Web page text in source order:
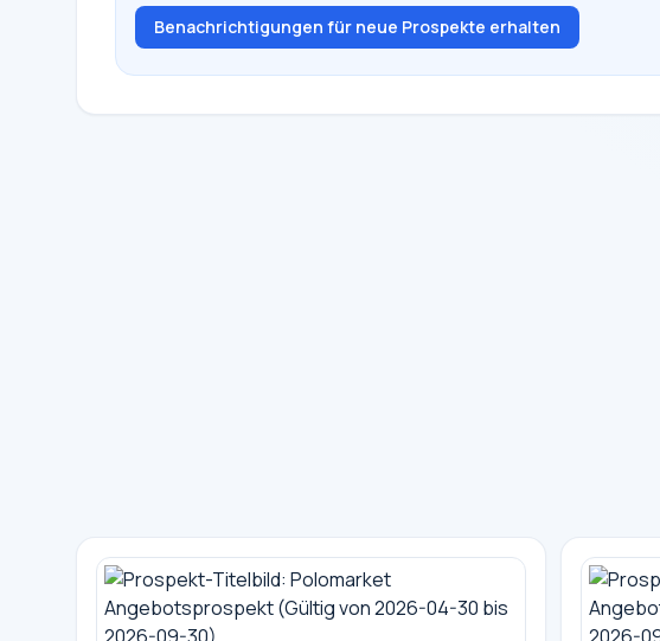
Benachrichtigungen für neue Prospekte erhalten